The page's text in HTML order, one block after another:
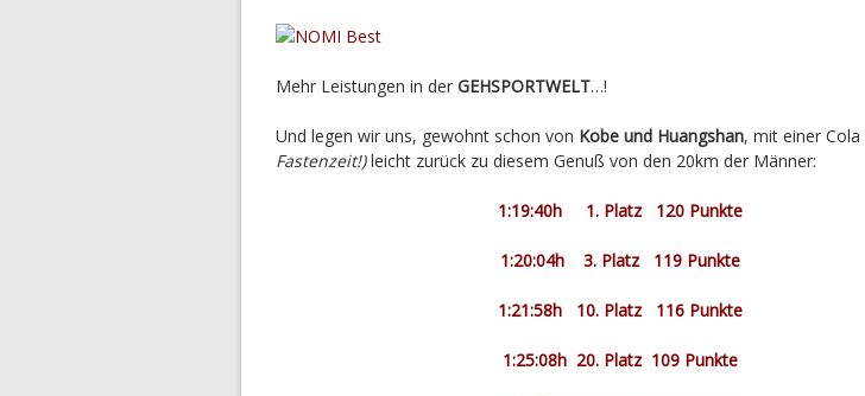
Mehr Leistungen in der GEHSPORTWELT…!
Und legen wir uns, gewohnt schon von Kobe und Huangshan, mit einer Cola
Fastenzeit!)leicht zurück zu diesem Genuß von den 20km der Männer:
1:19:40h 1. Platz 120 Punkte
1:20:04h 3. Platz 119 Punkte
1:21:58h 10. Platz 116 Punkte
1:25:08h 20. Platz 109 Punkte